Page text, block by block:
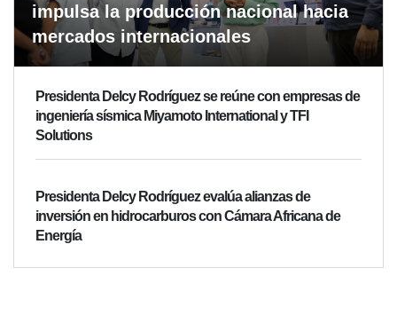
impulsa la producción nacional hacia
mercados internacionales
Presidenta Delcy Rodríguez se reúne con empresas de
ingeniería sísmica Miyamoto International y TFI
Solutions
Presidenta Delcy Rodríguez evalúa alianzas de
inversión en hidrocarburos con Cámara Africana de
Energía